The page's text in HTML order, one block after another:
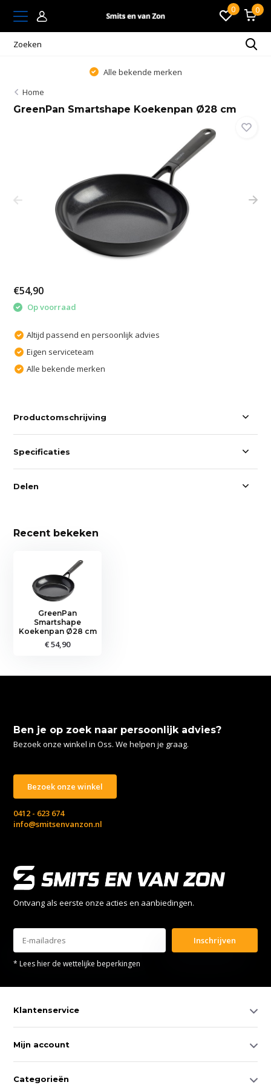
0 0
Alle bekende merken
Home
GreenPan Smartshape Koekenpan Ø28 cm
€54,90
Op voorraad
Altijd passend en persoonlijk advies
Eigen serviceteam
Alle bekende merken
Productomschrijving
Specificaties
Delen
Recent bekeken
GreenPan
Smartshape
Koekenpan Ø28 cm
€ 54,90
Ben je op zoek naar persoonlijk advies?
Bezoek onze winkel in Oss. We helpen je graag.
Bezoek onze winkel
0412 - 623 674
info@smitsenvanzon.nl
Ontvang als eerste onze acties en aanbiedingen.
Inschrijven
* Lees hier de wettelijke beperkingen
Klantenservice
Mijn account
Categorieën